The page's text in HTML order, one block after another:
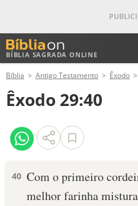
BÍBLIA SAGRADA ONLINE
ANTIGO TESTAMENTO
NOVO TESTAMENTO
VERSÍCULOS
PALAVRA DO DIA
Bíblia Antigo Testamento Êxodo
Êxodo 29:40
40 Com o primeiro
melhor farinha